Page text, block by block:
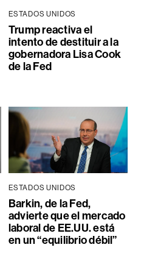
ESTADOS UNIDOS
Trump reactiva el
intento de destituir a la
gobernadora Lisa Cook
de la Fed
ESTADOS UNIDOS
Barkin, de la Fed,
advierte que el mercado
laboral de EE.UU. está
en un “equilibrio débil”